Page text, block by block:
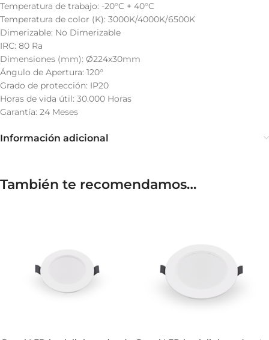
Temperatura de trabajo: -20°C + 40°C
Temperatura de color (K): 3000K/4000K/6500K
Dimerizable: No Dimerizable
IRC: 80 Ra
Dimensiones (mm): Ø224x30mm
Ángulo de Apertura: 120°
Grado de protección: IP20
Horas de vida útil: 30.000 Horas
Garantía: 24 Meses
Información adicional
También te recomendamos…